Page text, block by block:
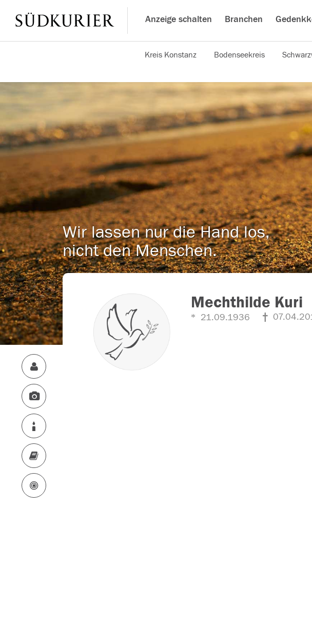
Anzeige schalten Branchen
Kreis Konstanz Bodenseekreis
Wir lassen nur die Hand los,
nicht den Menschen.
Mechthilde Kuri
21.09.1936